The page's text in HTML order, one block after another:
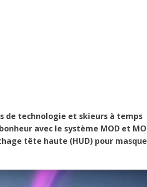
de technologie et skieurs à temps
avec le système MOD et
tête haute (HUD) pour masque